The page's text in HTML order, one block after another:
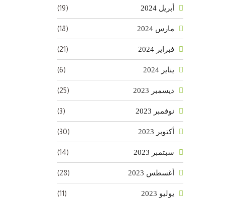
أبريل 2024 (19)
مارس 2024 (18)
فبراير 2024 (21)
يناير 2024 (6)
ديسمبر 2023 (25)
نوفمبر 2023 (3)
أكتوبر 2023 (30)
سبتمبر 2023 (14)
أغسطس 2023 (28)
يوليو 2023 (11)